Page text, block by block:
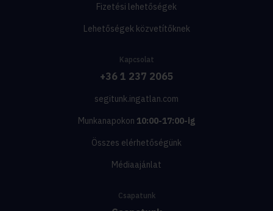
Fizetési lehetőségek
Lehetőségek közvetítőknek
Kapcsolat
+36 1 237 2065
segitunk.ingatlan.com
Munkanapokon 10:00-17:00-ig
Összes elérhetőségünk
Médiaajánlat
Csapatunk